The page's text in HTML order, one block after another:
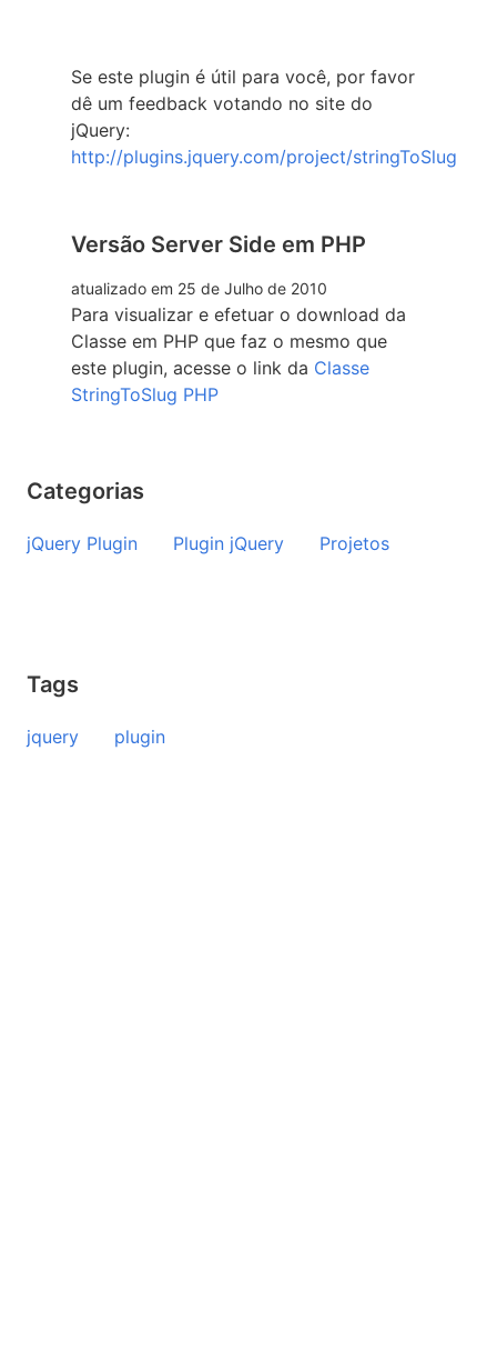
Se este plugin é útil para você, por favor
dê um feedback votando no site do
jQuery:
http://plugins.jquery.com/project/stringToSlug
Versão Server Side em PHP
atualizado em 25 de Julho de 2010
Para visualizar e efetuar o download da
Classe em PHP que faz o mesmo que
este plugin, acesse o link da Classe
StringToSlug PHP
Categorias
jQuery Plugin Plugin jQuery Projetos
Tags
jquery plugin